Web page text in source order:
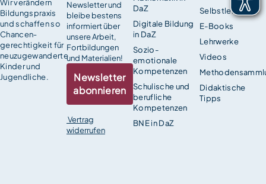
Wir verändern
Bildungspraxis
und schaffen so
Chancen­
gerechtigkeit für
neuzugewanderte
Kinder und
Jugendliche.
DaZ
Digitale Bildung
in DaZ
Sozio-
emotionale
Kompetenzen
Schulische und
berufliche
Kompetenzen
BNE in DaZ
Selbstlernkurse
E-Books
Lehrwerke
Videos
Didaktische
Tipps
Newsletter und
bleibe bestens
informiert über
unsere Arbeit,
Fortbildungen
und Materialien!
Newsletter
abonnieren
Vertrag
widerrufen